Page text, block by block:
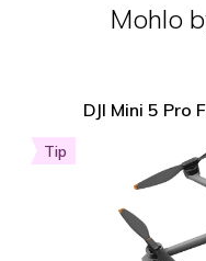
Mohlo
DJI Mini 5 Pro
Tip